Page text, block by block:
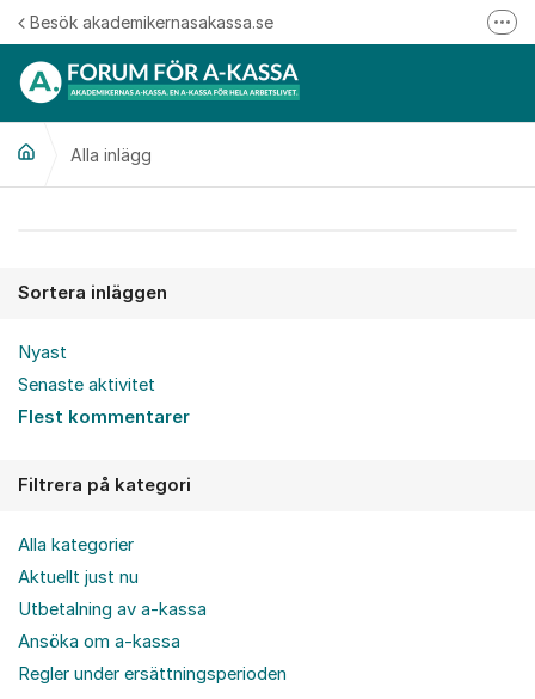
Hoppa till innehåll
Besök akademikernasakassa.se
Alla inlägg
Sortera inläggen
Nyast
Senaste aktivitet
Flest kommentarer
Filtrera på kategori
Alla kategorier
Aktuellt just nu
Utbetalning av a-kassa
Ansöka om a-kassa
Regler under ersättningsperioden